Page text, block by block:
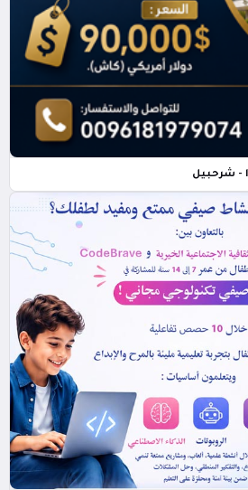
- شرحبيل